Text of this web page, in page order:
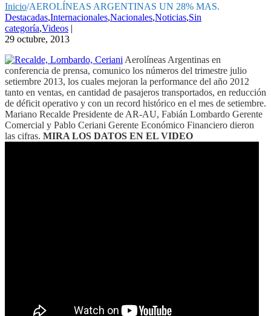
Inicio/AEROLÍNEAS ARGENTINAS UN 28% MAS.
Destacadas,Internacionales,Nacionales,Noticias,Sin
categoría,Videos |
29 octubre, 2013
Aerolíneas Argentinas en
conferencia de prensa, comunico los números del trimestre julio
setiembre 2013, los cuales mejoran la performance del año 2012
tanto en ventas, en cantidad de pasajeros transportados, en reducción
de déficit operativo y con un record histórico en el mes de setiembre.
Mariano Recalde Presidente de AR-AU, Fabián Lombardo Gerente
Comercial y Pablo Ceriani Gerente Económico Financiero dieron
las cifras. MIRA LOS DATOS EN EL VIDEO